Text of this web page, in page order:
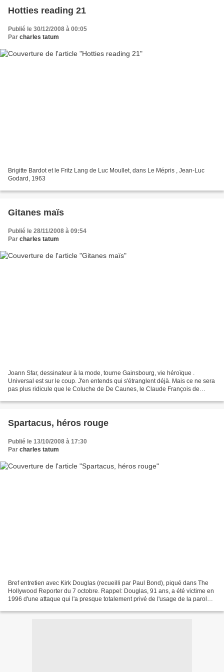
Hotties reading 21
Publié le 30/12/2008 à 00:05
Par charles tatum
Brigitte Bardot et le Fritz Lang de Luc Moullet, dans Le Mépris , Jean-Luc
Godard, 1963
Gitanes maïs
Publié le 28/11/2008 à 09:54
Par charles tatum
Joann Sfar, dessinateur à la mode, tourne Gainsbourg, vie héroïque .
Universal est sur le coup. J'en entends qui s'étranglent déjà. Mais ce ne sera
pas plus ridicule que le Coluche de De Caunes, le Claude François de
Spartacus, héros rouge
Publié le 13/10/2008 à 17:30
Par charles tatum
Bref entretien avec Kirk Douglas (recueilli par Paul Bond), piqué dans The
Hollywood Reporter du 7 octobre. Rappel: Douglas, 91 ans, a été victime en
1996 d'une attaque qui l'a presque totalement privé de l'usage de la parole.